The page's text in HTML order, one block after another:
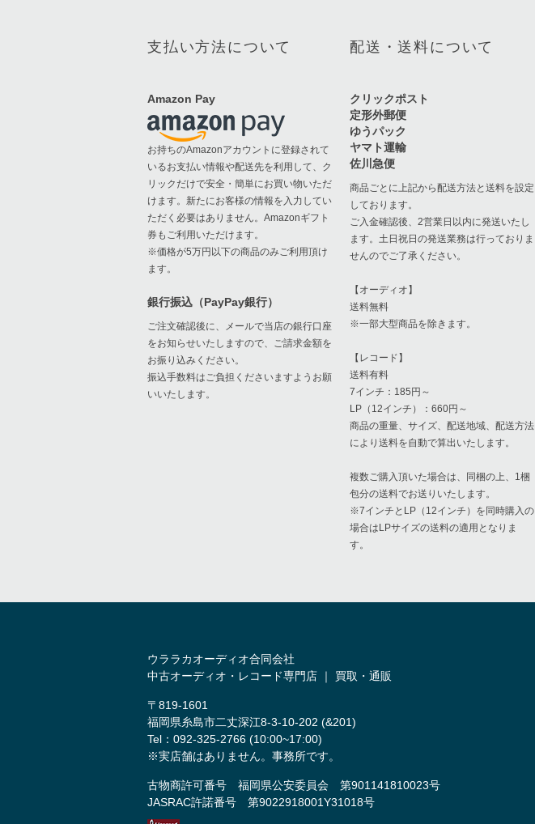
支払い方法について
Amazon Pay
お持ちのAmazonアカウントに登録されて
いるお支払い情報や配送先を利用して、ク
リックだけで安全・簡単にお買い物いただ
けます。新たにお客様の情報を入力してい
ただく必要はありません。Amazonギフト
券もご利用いただけます。
※価格が5万円以下の商品のみご利用頂け
ます。
銀行振込（PayPay銀行）
ご注文確認後に、メールで当店の銀行口座
をお知らせいたしますので、ご請求金額を
お振り込みください。
振込手数料はご負担くださいますようお願
いいたします。
配送・送料について
クリックポスト
定形外郵便
ゆうパック
ヤマト運輸
佐川急便
商品ごとに上記から配送方法と送料を設定
しております。
ご入金確認後、2営業日以内に発送いたし
ます。土日祝日の発送業務は行っておりま
せんのでご了承ください。
【オーディオ】
送料無料
※一部大型商品を除きます。
【レコード】
送料有料
7インチ：185円～
LP（12インチ）：660円～
商品の重量、サイズ、配送地域、配送方法
により送料を自動で算出いたします。
複数ご購入頂いた場合は、同梱の上、1梱
包分の送料でお送りいたします。
※7インチとLP（12インチ）を同時購入の
場合はLPサイズの送料の適用となりま
す。
ウララカオーディオ合同会社
中古オーディオ・レコード専門店 ｜ 買取・通販
〒819-1601
福岡県糸島市二丈深江8-3-10-202 (&201)
Tel：092-325-2766 (10:00~17:00)
※実店舗はありません。事務所です。
古物商許可番号 福岡県公安委員会 第901141810023号
JASRAC許諾番号 第9022918001Y31018号